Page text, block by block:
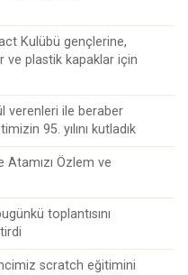
Kulübü gençlerine,
ve plastik kapaklar için
verenleri ile beraber
95. yılını kutladık
Atamızı Özlem ve
toplantısını
scratch eğitimini